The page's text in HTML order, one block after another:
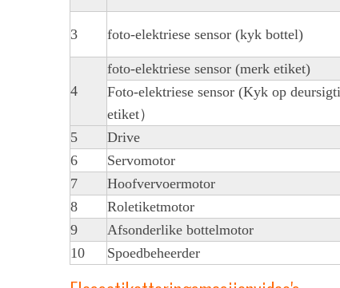
3 foto-elektriese sensor (kyk bottel)
4
foto-elektriese sensor (merk etiket)
Foto-elektriese sensor (Kyk op
etiket）
5 Drive
6
Servomotor
7
Hoofvervoermotor
8
Roletiketmotor
9
Afsonderlike bottelmotor
10
Spoedbeheerder